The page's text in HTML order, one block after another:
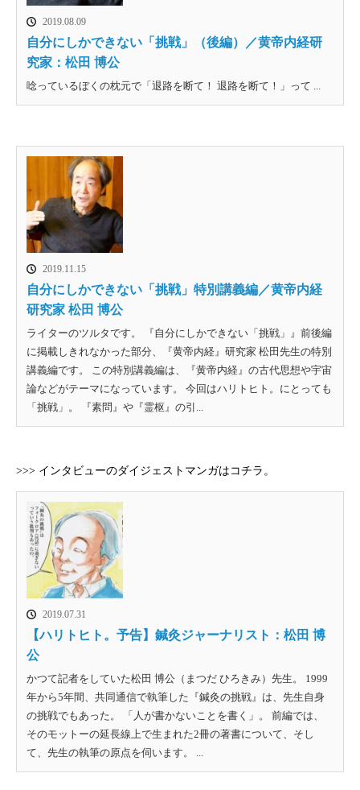
2019.08.09
自分にしかできない「挑戦」（後編）／黄帝内経研
究家：松田 博公
唸っているぼくの枕元で「退路を断て！ 退路を断て！」って ...
2019.11.15
自分にしかできない「挑戦」特別講義編／黄帝内経
研究家 松田 博公
ライターのツルタです。 『自分にしかできない「挑戦」』前後編
に掲載しきれなかった部分、『黄帝内経』研究家 松田先生の特別
講義編です。 この特別講義編は、『黄帝内経』の古代思想や宇宙
論などがテーマになっています。 今回はハリトヒト。にとっても
「挑戦」。 『素問』や『霊枢』の引...
>>> インタビューのダイジェストマンガはコチラ。
2019.07.31
【ハリトヒト。予告】鍼灸ジャーナリスト：松田 博
公
かつて記者をしていた松田 博公（まつだ ひろきみ）先生。 1999
年から5年間、共同通信で執筆した『鍼灸の挑戦』は、先生自身
の挑戦でもあった。 「人が書かないことを書く」。 前編では、
そのモットーの延長線上で生まれた2冊の著書について、そし
て、先生の執筆の原点を伺います。 ...